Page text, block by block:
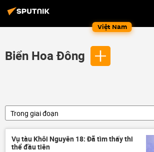
Việt Nam
Biển Hoa Đông
Trong giai đoạn
Vụ tàu Khôi Nguyên 18: Đã tìm thấy thi
thể đầu tiên